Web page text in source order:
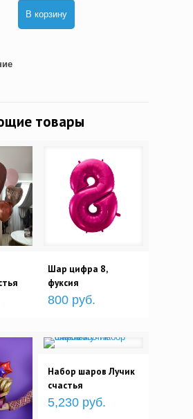
В корзину
товары
Шар цифра 8,
фуксия
800 руб.
Набор шаров Лучик
счастья
5,230 руб.